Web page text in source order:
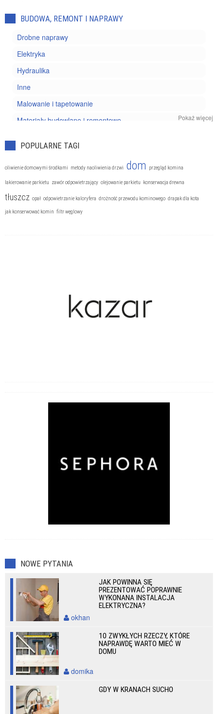
BUDOWA, REMONT I NAPRAWY
Drobne naprawy
Elektryka
Hydraulika
Inne
Malowanie i tapetowanie
Materiały budowlane i remontowe
Pokaż więcej
POPULARNE TAGI
oliwienie domowymi środkami metody naoliwienia drzwi dom przegląd komina
lakierowanie parkietu zawór odpowietrzający olejowanie parkietu konserwacja drewna
tłuszcz opał odpowietrzanie kaloryfera drożność przewodu kominowego drapak dla kota
jak konserwować komin filtr węglowy
NOWE PYTANIA
JAK POWINNA SIĘ
PREZENTOWAĆ POPRAWNIE
WYKONANA INSTALACJA
ELEKTRYCZNA?
okhan
10 ZWYKŁYCH RZECZY, KTÓRE
NAPRAWDĘ WARTO MIEĆ W
DOMU
domika
GDY W KRANACH SUCHO